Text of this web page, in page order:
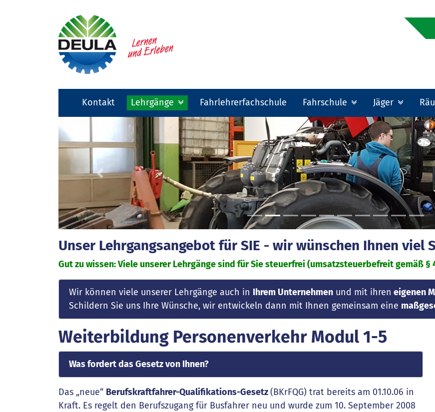
Kontakt Lehrgänge Fahrlehrerfachschule Fahrschule Jäger
Previous
Unser Lehrgangsangebot für SIE - wir wünschen Ihnen viel
Gut zu wissen: Viele unserer Lehrgänge sind für Sie steuerfrei (umsatzsteuerbefreit gemäß § 4
Wir können viele unserer Lehrgänge auch in Ihrem Unternehmen und mit ihren eigenen
Schildern Sie uns Ihre Wünsche, wir entwickeln dann mit Ihnen gemeinsam eine
Weiterbildung Personenverkehr Modul 1-5
Was fordert das Gesetz von Ihnen?
Das „neue“ Berufskraftfahrer-Qualifikations-Gesetz(BKrFQG) trat bereits am 01.10.06 in
Kraft. Es regelt den Berufszugang für Busfahrer neu und wurde zum 10. September 2008